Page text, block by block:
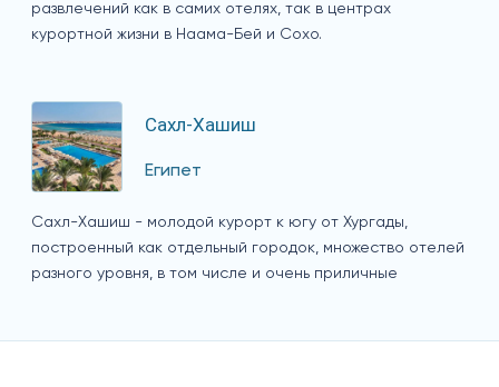
развлечений как в самих отелях, так в центрах
курортной жизни в Наама-Бей и Сохо.
Сахл-Хашиш
Египет
Сахл-Хашиш - молодой курорт к югу от Хургады,
построенный как отдельный городок, множество отелей
разного уровня, в том числе и очень приличные